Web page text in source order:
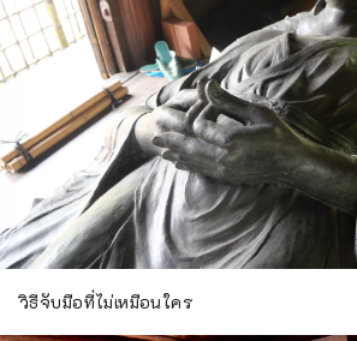
วิธีจับมือที่ไม่เหมือนใคร